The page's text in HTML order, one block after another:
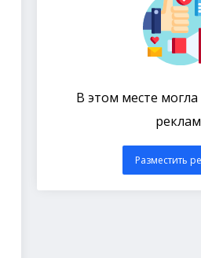
В этом месте
Разместить